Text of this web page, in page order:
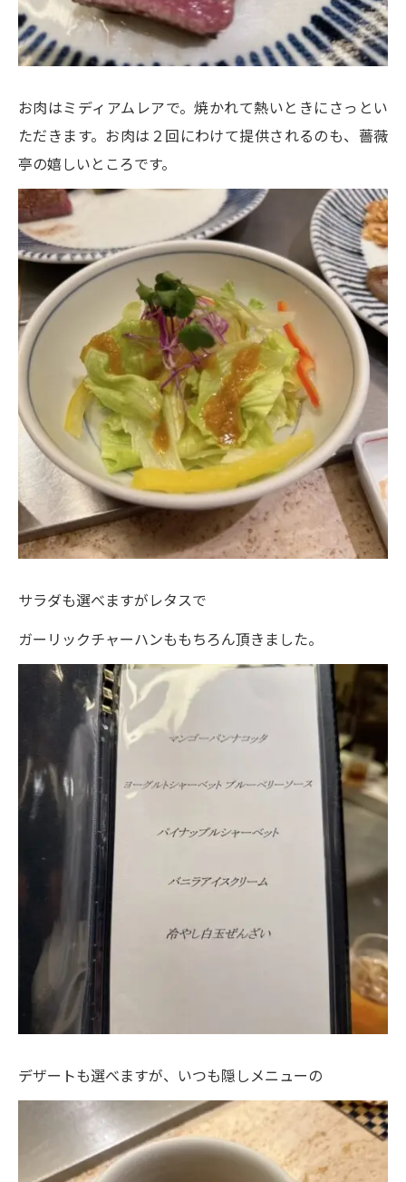
お肉はミディアムレアで。焼かれて熱いときにさっとい
ただきます。お肉は２回にわけて提供されるのも、薔薇
亭の嬉しいところです。
サラダも選べますがレタスで
ガーリックチャーハンももちろん頂きました。
デザートも選べますが、いつも隠しメニューの